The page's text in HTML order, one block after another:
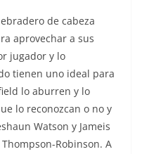
de cabeza
aprovechar a sus
jugador y lo
tienen uno ideal para
lo aburren y lo
lo reconozcan o no y
Watson y Jameis
Robinson. A